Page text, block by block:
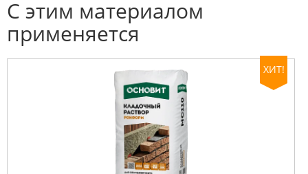
С этим материалом
применяется
ХИТ!